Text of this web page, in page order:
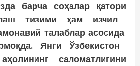
барча соҳалар қатори
тизими ҳам изчил
талабларасосида
. Янги Ўзбекистон
саломатлигини